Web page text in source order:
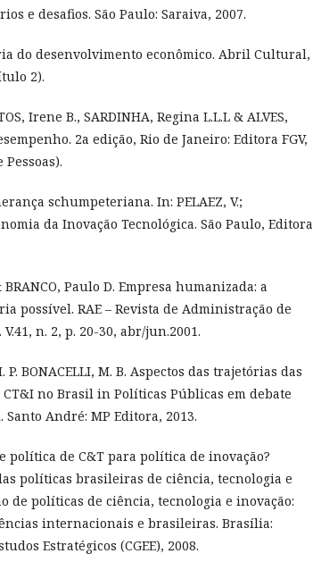
e desafios. São Paulo: Saraiva, 2007.
do desenvolvimento econômico. Abril Cultural,
2).
Irene B., SARDINHA, Regina L.L.L & ALVES,
2a edição, Rio de Janeiro: Editora FGV,
Pessoas).
schumpeteriana. In: PELAEZ, V.;
da Inovação Tecnológica. São Paulo, Editora
BRANCO, Paulo D. Empresa humanizada: a
possível. RAE – Revista de Administração de
n. 2, p. 20-30, abr/jun.2001.
P. BONACELLI, M. B. Aspectos das trajetórias das
no Brasil in Políticas Públicas em debate
André: MP Editora, 2013.
política de C&T para política de inovação?
políticas brasileiras de ciência, tecnologia e
de políticas de ciência, tecnologia e inovação:
internacionais e brasileiras. Brasília:
Estratégicos (CGEE), 2008.